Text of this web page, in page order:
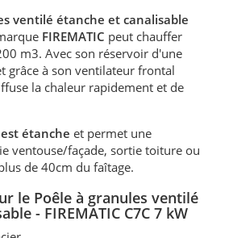
ventilé étanche et canalisable
FIREMATIC peut chauffer
m3. Avec son réservoir d'une
grâce à son ventilateur frontal
la chaleur rapidement et de
étanche et permet une
ventouse/façade, sortie toiture ou
de 40cm du faîtage.
le Poêle à granules ventilé
- FIREMATIC C7C 7 kW